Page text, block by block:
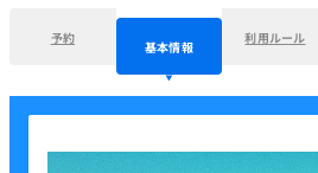
予約
基本情報
利用ルール